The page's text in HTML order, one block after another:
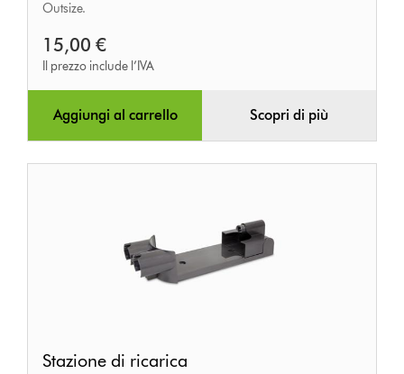
Outsize.
15,00 €
Il prezzo include l’IVA
Aggiungi al carrello Scopri di più
Stazione di ricarica